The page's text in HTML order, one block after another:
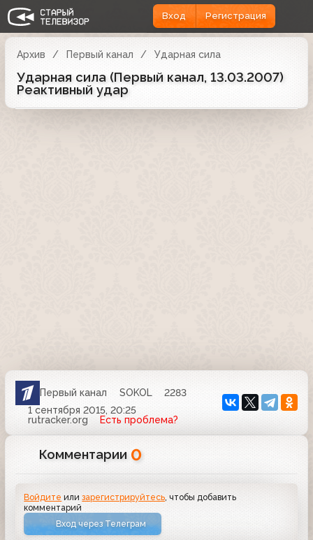
Вход Регистрация
Архив Первый канал Ударная сила
Ударная сила (Первый канал, 13.03.2007)
Реактивный удар
Первый канал SOKOL
2283
1 сентября 2015, 20:25
rutracker.org
Есть проблема?
Комментарии 0
Войдите илизарегистрируйтесь , чтобы добавить
комментарий
Вход через Телеграм